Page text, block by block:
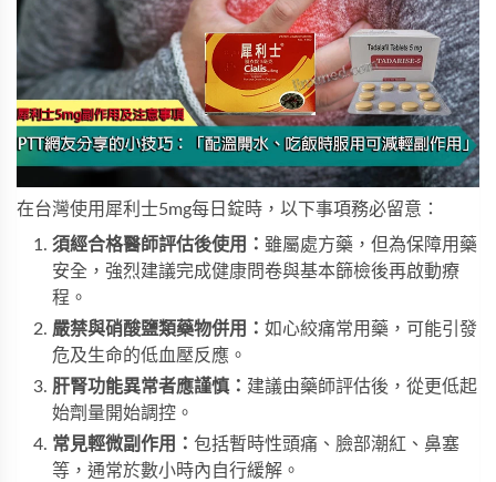
在台灣使用 犀利士5mg每日錠時，以下事項務必留意：
須經合格醫師評估後使用： 雖屬處方藥，但為保障用藥
安全，強烈建議完成健康問卷與基本篩檢後再啟動療
程。
嚴禁與硝酸鹽類藥物併用： 如心絞痛常用藥，可能引發
危及生命的低血壓反應。
肝腎功能異常者應謹慎： 建議由藥師評估後，從更低起
始劑量開始調控。
常見輕微副作用： 包括暫時性頭痛、臉部潮紅、鼻塞
等，通常於數小時內自行緩解。